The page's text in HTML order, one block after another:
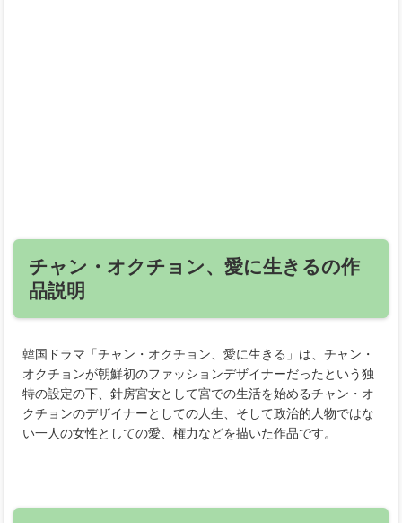
チャン・オクチョン、愛に生きるの作
品説明
韓国ドラマ「チャン・オクチョン、愛に生きる」は、チャン・
オクチョンが朝鮮初のファッションデザイナーだったという独
特の設定の下、針房宮女として宮での生活を始めるチャン・オ
クチョンのデザイナーとしての人生、そして政治的人物ではな
い一人の女性としての愛、権力などを描いた作品です。